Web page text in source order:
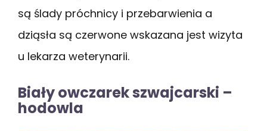
są ślady próchnicy i przebarwienia a
dziąsła są czerwone wskazana jest wizyta
u lekarza weterynarii.
Biały owczarek szwajcarski –
hodowla